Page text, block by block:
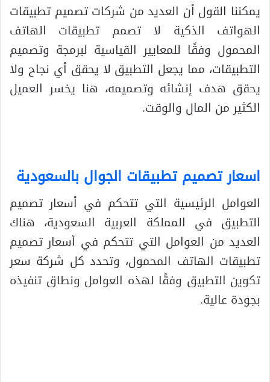
يمكننا القول أن العديد من شركات تصميم تطبيقات
الهواتف الذكية لا تصمم تطبيقات الهاتف
المحمول وفقًا للمعايير القياسية لبرمجة وتصميم
التطبيقات، مما يجعل التطبيق لا يحقق أي نجاح ولا
يحقق هدف إنشائه وتصميمه، هنا يخسر العميل
الكثير من المال والوقت.
اسعار تصميم تطبيقات الجوال بالسعودية
العوامل الرئيسية التي تتحكم في أسعار تصميم
التطبيق في المملكة العربية السعودية، هناك
العديد من العوامل التي تتحكم في أسعار تصميم
تطبيقات الهاتف المحمول، وتحدد كل شركة سعر
تكوين التطبيق وفقًا لهذه العوامل ونطاق تنفيذه
بجودة عالية.